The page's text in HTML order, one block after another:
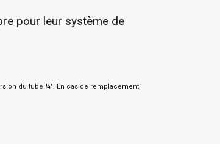
pour leur système de
du tube ¼″. En cas de remplacement,